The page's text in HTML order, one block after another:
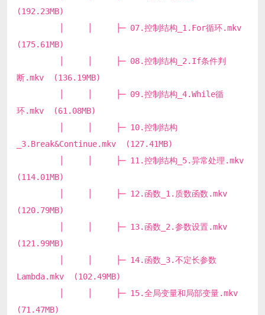
(192.23MB)
│ │ ├─ 07.控制结构_1.For循环.mkv
(175.61MB)
│ │ ├─ 08.控制结构_2.If条件判
断.mkv (136.19MB)
│ │ ├─ 09.控制结构_4.While循
环.mkv (61.08MB)
│ │ ├─ 10.控制结构
_3.Break&Continue.mkv (127.41MB)
│ │ ├─ 11.控制结构_5.异常处理.mkv
(114.01MB)
│ │ ├─ 12.函数_1.质数函数.mkv
(120.79MB)
│ │ ├─ 13.函数_2.参数设置.mkv
(121.99MB)
│ │ ├─ 14.函数_3.不定长参数
Lambda.mkv (102.49MB)
│ │ ├─ 15.全局变量和局部变量.mkv
(71.47MB)